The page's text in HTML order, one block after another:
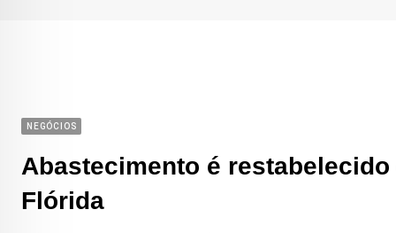
NEGÓCIOS
Abastecimento é
Flórida